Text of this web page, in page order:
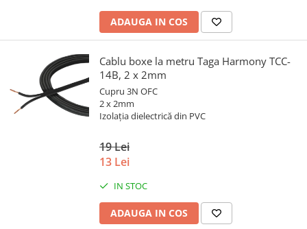
ADAUGA IN COS
Cablu boxe la metru Taga Harmony TCC-
14B, 2 x 2mm
Cupru 3N OFC
2 x 2mm
Izolația dielectrică din PVC
19 Lei
13 Lei
IN STOC
ADAUGA IN COS